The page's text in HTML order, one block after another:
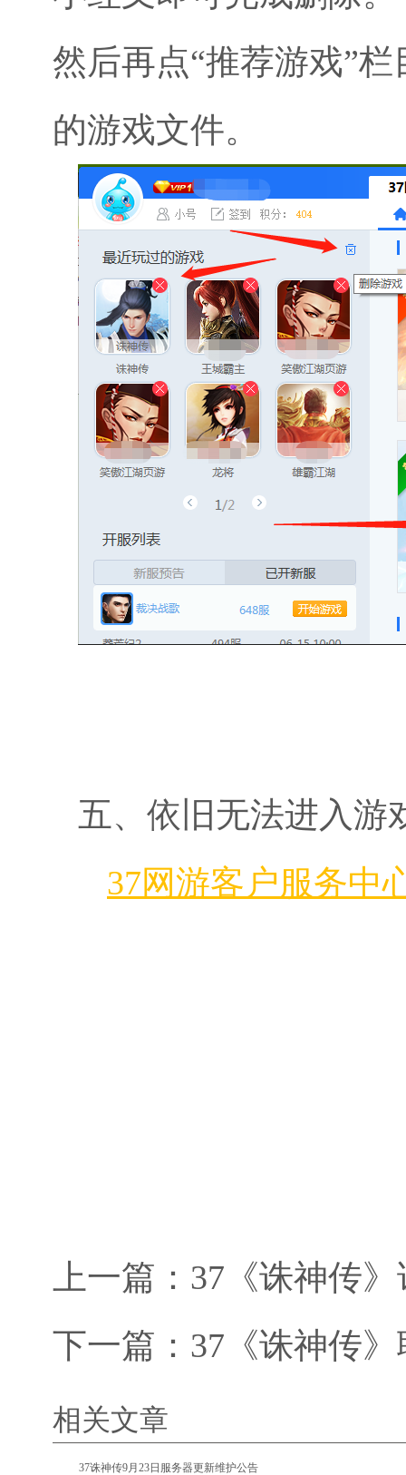
然后再点“推荐游戏”
的游戏文件。
五、依旧无法进入游
37网游客户服务中
上一篇： 37《诛神传
下一篇： 37《诛神传
相关文章
37诛神传9月23日服务器更新维护公告